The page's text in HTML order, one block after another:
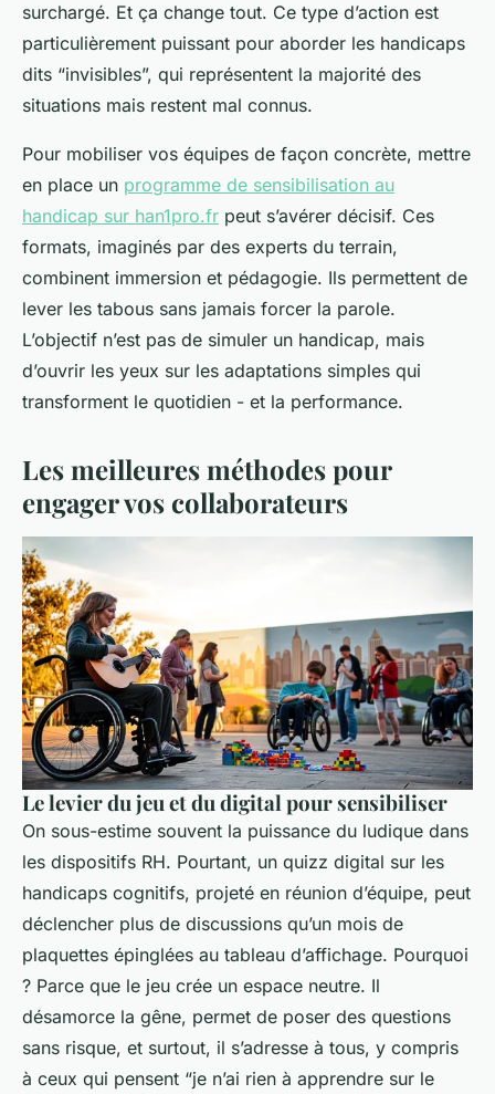
surchargé. Et ça change tout. Ce type d’action est
particulièrement puissant pour aborder les handicaps
dits “invisibles”, qui représentent la majorité des
situations mais restent mal connus.
Pour mobiliser vos équipes de façon concrète, mettre
en place un programme de sensibilisation au
handicap sur han1pro.fr peut s’avérer décisif. Ces
formats, imaginés par des experts du terrain,
combinent immersion et pédagogie. Ils permettent de
lever les tabous sans jamais forcer la parole.
L’objectif n’est pas de simuler un handicap, mais
d’ouvrir les yeux sur les adaptations simples qui
transforment le quotidien - et la performance.
Les meilleures méthodes pour
engager vos collaborateurs
Le levier du jeu et du digital pour sensibiliser
On sous-estime souvent la puissance du ludique dans
les dispositifs RH. Pourtant, un quizz digital sur les
handicaps cognitifs, projeté en réunion d’équipe, peut
déclencher plus de discussions qu’un mois de
plaquettes épinglées au tableau d’affichage. Pourquoi
? Parce que le jeu crée un espace neutre. Il
désamorce la gêne, permet de poser des questions
sans risque, et surtout, il s’adresse à tous, y compris
à ceux qui pensent “je n’ai rien à apprendre sur le